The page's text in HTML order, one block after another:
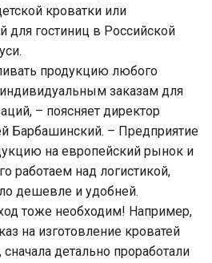
кроватки или
для гостиниц в Российской
продукцию любого
заказам для
– поясняет директор
Барбашинский. – Предприятие
на европейский рынок и
работаем над логистикой,
дешевле и удобней.
тоже необходим! Например,
на изготовление кроватей
детально проработали